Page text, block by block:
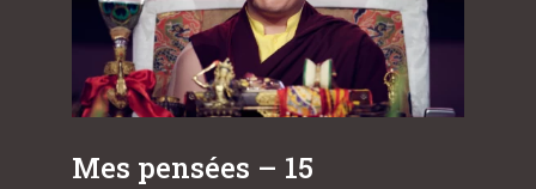
Mes pensées – 15